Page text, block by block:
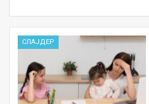
СЛАЈДЕР